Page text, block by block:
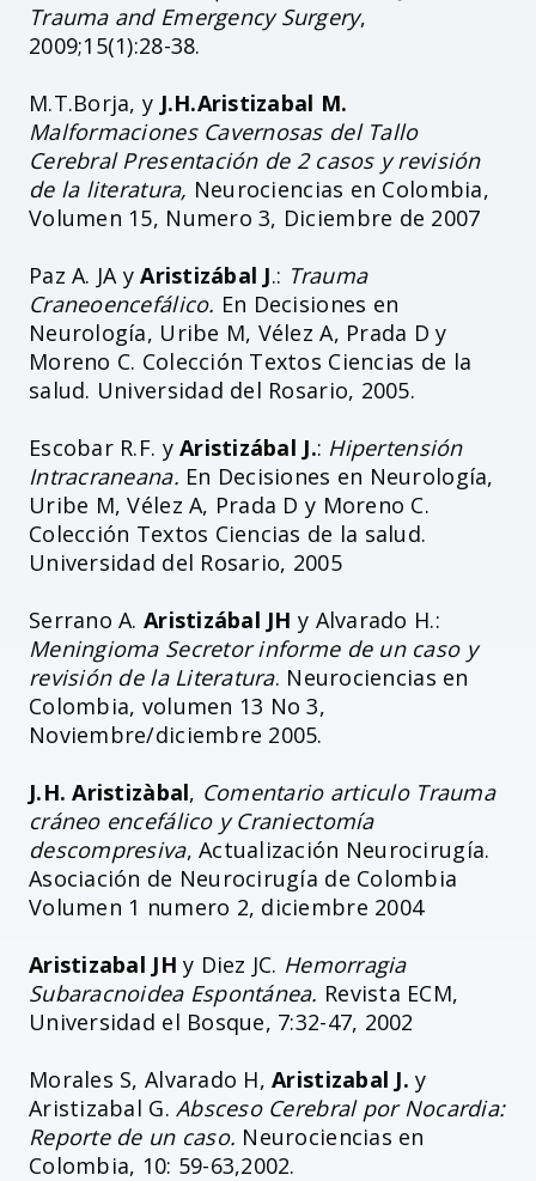
Trauma and Emergency Surgery,
2009;15(1):28-38.
M.T.Borja, y J.H.Aristizabal M.
Malformaciones Cavernosas del Tallo
Cerebral Presentación de 2 casos y revisión
de la literatura, Neurociencias en Colombia,
Volumen 15, Numero 3, Diciembre de 2007
Paz A. JA yAristizábal J.: Trauma
Craneoencefálico. En Decisiones en
Neurología, Uribe M, Vélez A, Prada D y
Moreno C. Colección Textos Ciencias de la
salud. Universidad del Rosario, 2005.
Escobar R.F. yAristizábal J.: Hipertensión
Intracraneana. En Decisiones en Neurología,
Uribe M, Vélez A, Prada D y Moreno C.
Colección Textos Ciencias de la salud.
Universidad del Rosario, 2005
Serrano A. Aristizábal JH y Alvarado H.:
Meningioma Secretor informe de un caso y
revisión de la Literatura. Neurociencias en
Colombia, volumen 13 No 3,
Noviembre/diciembre 2005.
J.H. Aristizàbal, Comentario articulo Trauma
cráneo encefálico y Craniectomía
descompresiva, Actualización Neurocirugía.
Asociación de Neurocirugía de Colombia
Volumen 1 numero 2, diciembre 2004
Aristizabal JH y Diez JC. Hemorragia
Subaracnoidea Espontánea. Revista ECM,
Universidad el Bosque, 7:32-47, 2002
Morales S, Alvarado H,Aristizabal J. y
Aristizabal G.Absceso Cerebral por Nocardia:
Reporte de un caso. Neurociencias en
Colombia, 10: 59-63,2002.